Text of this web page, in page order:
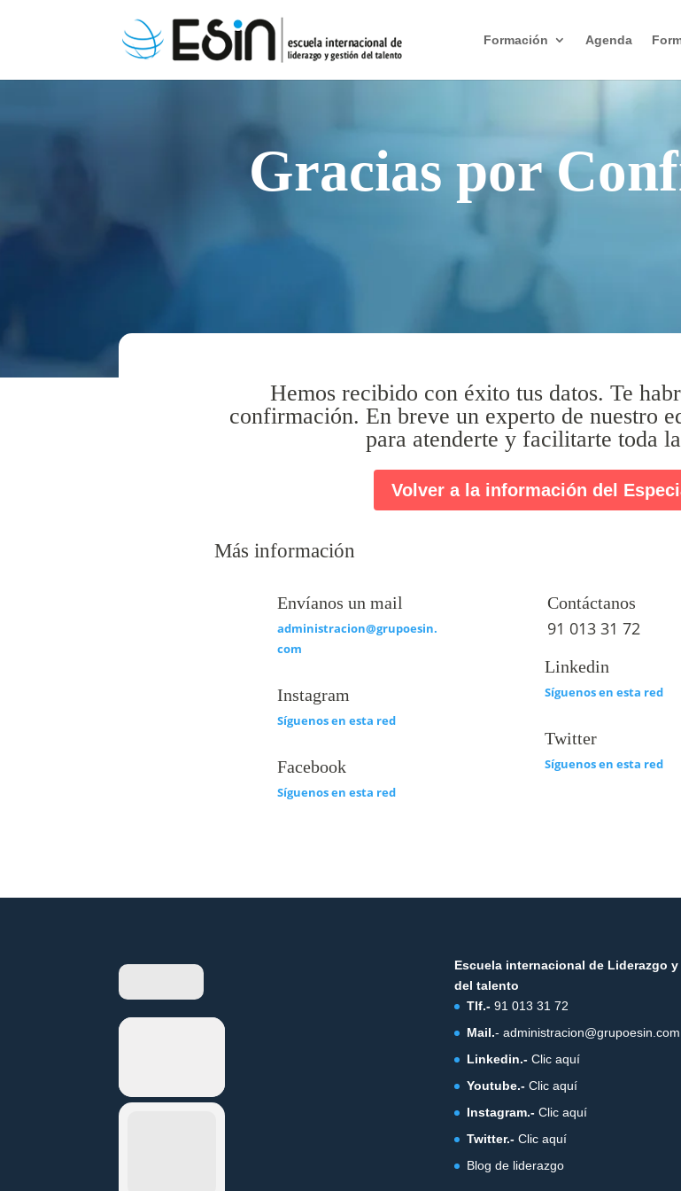
Formación Agenda
Gracias por
Hemos recibido con éxito tus datos. Te
confirmación. En breve un experto de nuestro
para atenderte y facilitarte toda
Volver a la información del
Más información
Envíanos un mail
administracion@grupoesin.
com
Instagram
Síguenos en esta red
Facebook
Síguenos en esta red
Contáctanos
91 013 31 72
Linkedin
Síguenos en esta red
Twitter
Síguenos en esta red
Escuela internacional de Liderazgo
del talento
Tlf.-91 013 31 72
Mail.- administracion@grupoesin.com
Linkedin.- Clic aquí
Youtube.- Clic aquí
Instagram.- Clic aquí
Twitter.- Clic aquí
Blog de liderazgo